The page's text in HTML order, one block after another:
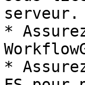
serveur.
*
*